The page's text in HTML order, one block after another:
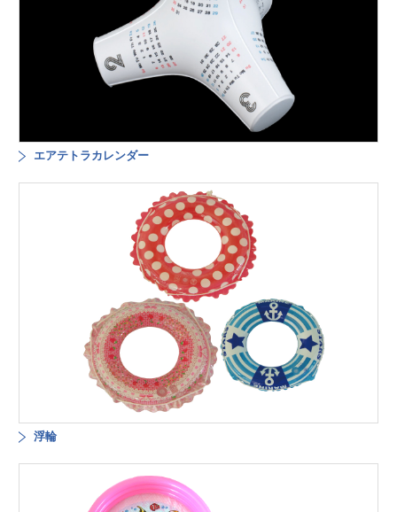
エアテトラカレンダー
浮輪